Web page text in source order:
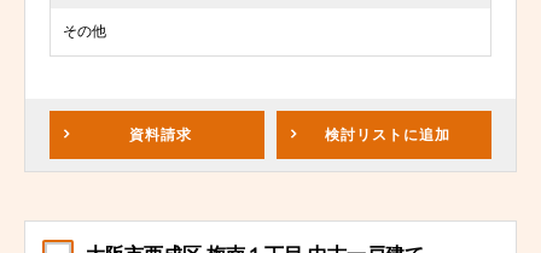
その他
資料請求 検討リスト に追加